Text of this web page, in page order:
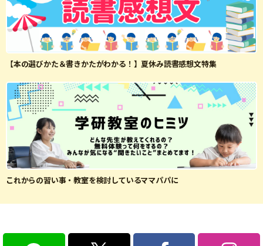
【本の選びかた＆書きかたがわかる！】夏休み読書感想文特集
これからの習い事・教室を検討しているママパパに